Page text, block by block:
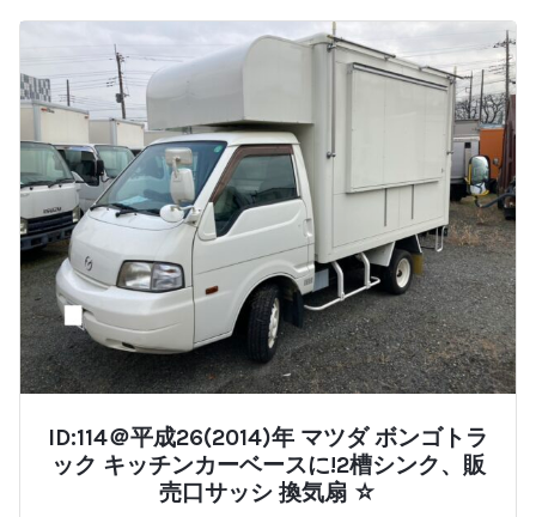
ID:114＠平成26(2014)年 マツダ ボンゴトラ
ック キッチンカーベースに!2槽シンク、販
売口サッシ 換気扇 ☆